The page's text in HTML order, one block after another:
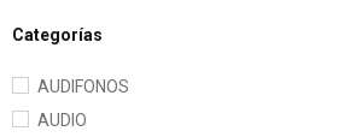
Categorías
AUDIFONOS
AUDIO